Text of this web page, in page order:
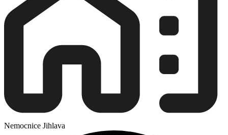
Nemocnice Jihlava